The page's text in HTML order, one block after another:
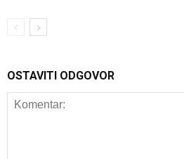
OSTAVITI ODGOVOR